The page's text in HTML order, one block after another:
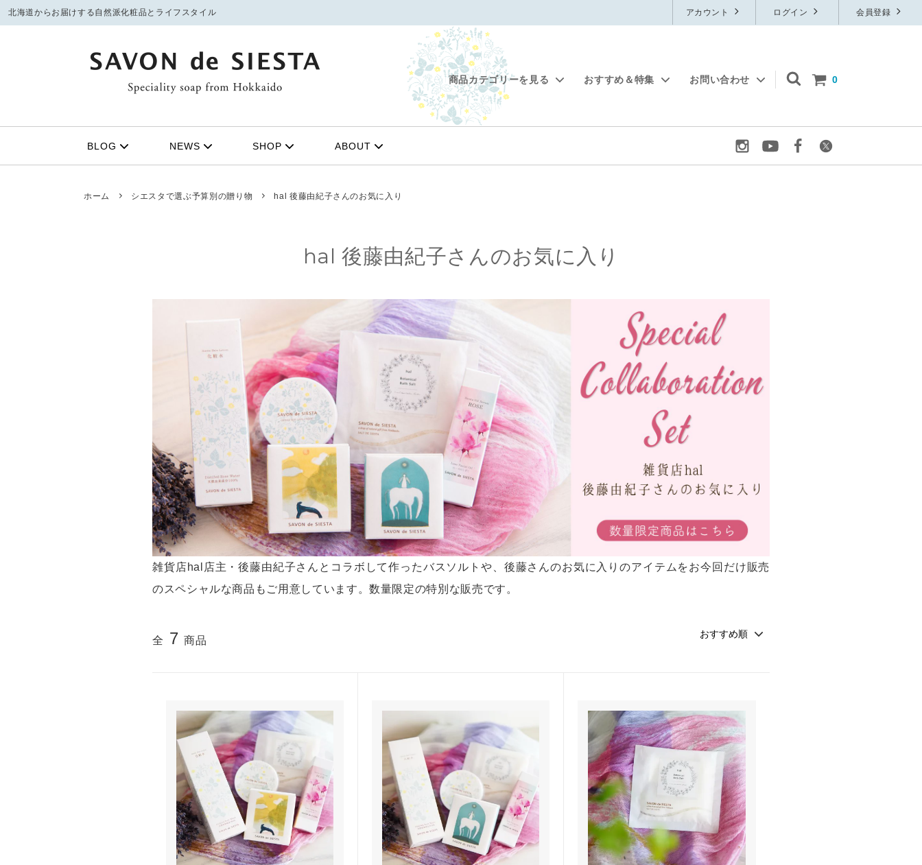
会員登録
ログイン
アカウント
北海道からお届けする自然派化粧品とライフスタイル
0
商品カテゴリーを見る
フェイシャルケア
①洗顔石鹸
④保湿美容オイル
ボディ&ヘアケア
ボディオイル
シャンプー・リンス
メイクアップ
フレグランス
ルームフレグランス
ファッション
バッグ等
靴下・インナー
アクセサリー
洋服
オーラルケア
歯みがき
ギフト&ラッピング
ギフトにおすすめ
ラッピング
イベント・ワークショップ
直営店Siesta Labo.
シエスタのテラコヤ
おすすめ＆特集
季節の限定商品 21周年創業セール 10%OFF対象商品 シエスタで選ぶ予算別の贈り物 無料サンプル
お問い合わせ
BLOG NEWS SHOP ABOUT
ホーム シエスタで選ぶ予算別の贈り物 hal 後藤由紀子さんのお気に入り
hal 後藤由紀子さんのお気に入り
雑貨店hal店主・後藤由紀子さんとコラボして作ったバスソルトや、後藤さんのお気に入りのアイテムをお今回だけ販売
のスペシャルな商品もご用意しています。数量限定の特別な販売です。
全 7 商品